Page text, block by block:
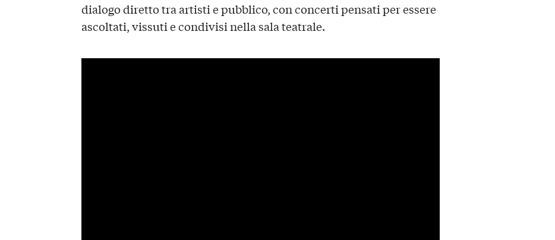
dialogo diretto tra artisti e pubblico, con concerti pensati per essere
ascoltati, vissuti e condivisi nella sala teatrale.